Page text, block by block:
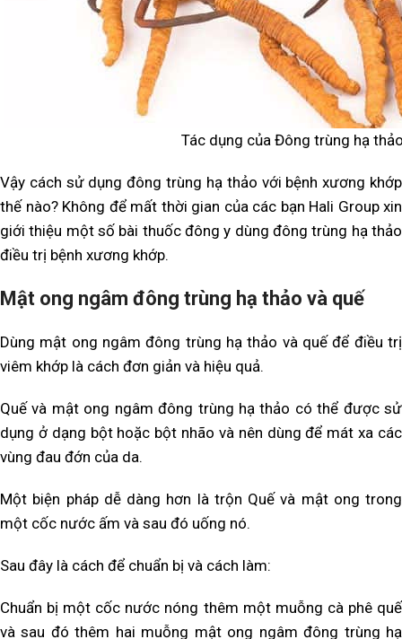
Tác dụng của Đông trùng hạ
Vậy cách sử dụng đông trùng hạ thảo với bệnh xương khớp
thế nào? Không để mất thời gian của các bạn Hali Group xin
giới thiệu một số bài thuốc đông y dùng đông trùng hạ thảo
điều trị bệnh xương khớp.
Mật ong ngâm đông trùng hạ thảo và quế
Dùng mật ong ngâm đông trùng hạ thảo và quế để điều trị
viêm khớp là cách đơn giản và hiệu quả.
Quế và mật ong ngâm đông trùng hạ thảo có thể được sử
dụng ở dạng bột hoặc bột nhão và nên dùng để mát xa các
vùng đau đớn của da.
Một biện pháp dễ dàng hơn là trộn Quế và mật ong trong
một cốc nước ấm và sau đó uống nó.
Sau đây là cách để chuẩn bị và cách làm:
Chuẩn bị một cốc nước nóng thêm một muỗng cà phê quế
và sau đó thêm hai muỗng mật ong ngâm đông trùng hạ